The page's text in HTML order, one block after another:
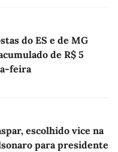
do ES e de MG
de R$ 5
feira
escolhido vice na
para presidente